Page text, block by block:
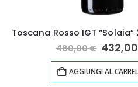
480,00€ Il
prezzo
era:
432,00
AGGIUNGI AL